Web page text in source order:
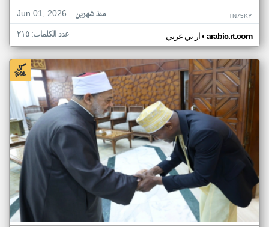
Jun 01, 2026
منذ شهرين TN75KY
ار تي عربي• arabic.rt.com عدد الكلمات: ٢١٥